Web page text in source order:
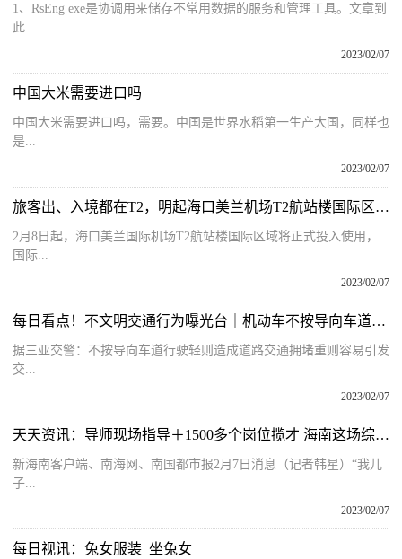
1、RsEng exe是协调用来储存不常用数据的服务和管理工具。文章到
此...
2023/02/07
中国大米需要进口吗
中国大米需要进口吗，需要。中国是世界水稻第一生产大国，同样也
是...
2023/02/07
旅客出、入境都在T2，明起海口美兰机场T2航站楼国际区域启用
2月8日起，海口美兰国际机场T2航站楼国际区域将正式投入使用，
国际...
2023/02/07
每日看点！不文明交通行为曝光台｜机动车不按导向车道行驶
据三亚交警：不按导向车道行驶轻则造成道路交通拥堵重则容易引发
交...
2023/02/07
天天资讯：导师现场指导＋1500多个岗位揽才 海南这场综合招聘会成功举办
新海南客户端、南海网、南国都市报2月7日消息（记者韩星）“我儿
子...
2023/02/07
每日视讯：兔女服装_坐兔女